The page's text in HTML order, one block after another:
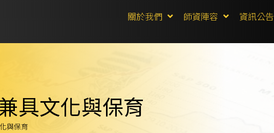
關於我們 師資陣容 資訊公告
具文化與保育
與保育